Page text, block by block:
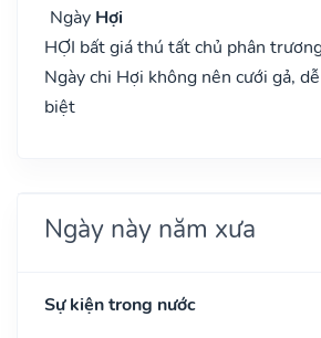
Ngày Hợi
HỢI bất giá thú tất chủ phân
Ngày chi Hợi không nên cưới gả,
biệt
Ngày này năm xưa
Sự kiện trong nước